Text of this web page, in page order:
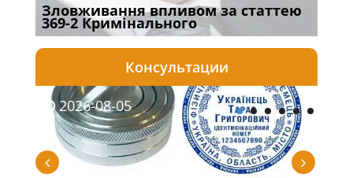
Зловживання впливом за статтею
369-2 Кримінального
Консультации
2026-08-05